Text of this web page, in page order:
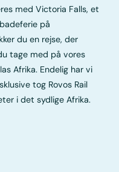
med Victoria Falls, et
på
du en rejse, der
tage med på vores
Afrika. Endelig har vi
tog Rovos Rail
i det sydlige Afrika.